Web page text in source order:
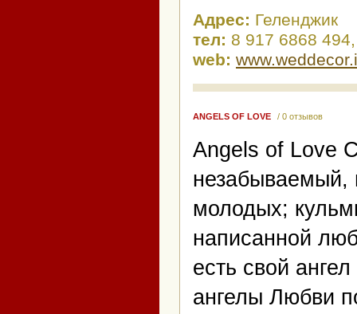
Адрес: Геленджик
тел: 8 917 6868
web:
ANGELS OF LOVE / 0 отзывов
Angels of Love
незабываемый,
молодых;
написанной
есть свой
ангелы Любви